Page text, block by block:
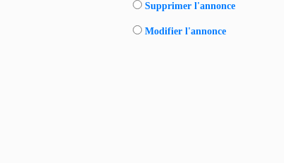
Supprimer l'annonce
Modifier l'annonce